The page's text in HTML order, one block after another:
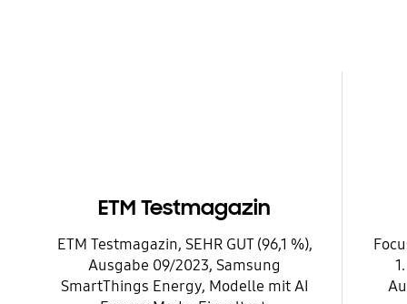
ETM Testmagazin
ETM Testmagazin, SEHR GUT (96,1 %),
Ausgabe 09/2023, Samsung
SmartThings Energy, Modelle mit AI